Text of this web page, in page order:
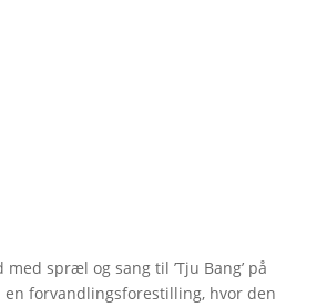
med spræl og sang til ’Tju Bang’ på
en forvandlingsforestilling, hvor den